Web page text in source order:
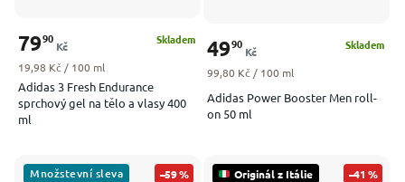
Adidas 3 Fresh Endurance
sprchový gel na tělo a vlasy 400
ml
Skladem
7990
Kč
Měrná cena:
19,98 Kč / 100 ml
Adidas Power Booster Men roll-
on 50 ml
Skladem
4990
Kč
Měrná cena:
99,80 Kč / 100 ml
Množstevní sleva –59 % Originál z Itálie –41 %